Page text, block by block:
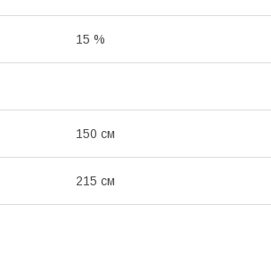
15 %
150 см
215 см